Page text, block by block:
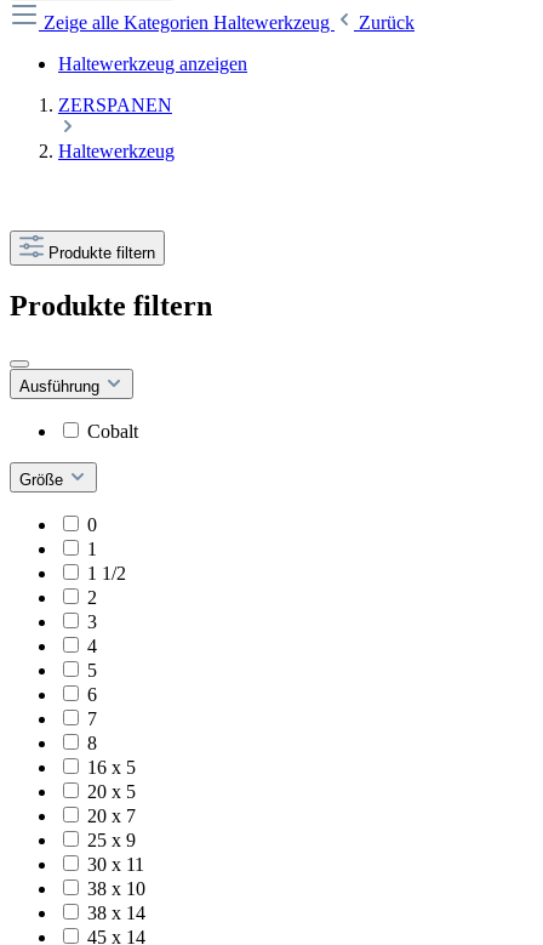
Zeige alle Kategorien Haltewerkzeug
Zurück
Haltewerkzeug anzeigen
ZERSPANEN
Haltewerkzeug
Produkte filtern
Produkte filtern
Ausführung
Cobalt
Größe
0
1
1 1/2
2
3
4
5
6
7
8
16 x 5
20 x 5
20 x 7
25 x 9
30 x 11
38 x 10
38 x 14
45 x 14